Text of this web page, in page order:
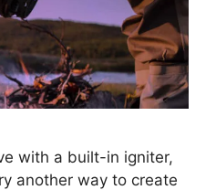
with a built-in igniter,
another way to create